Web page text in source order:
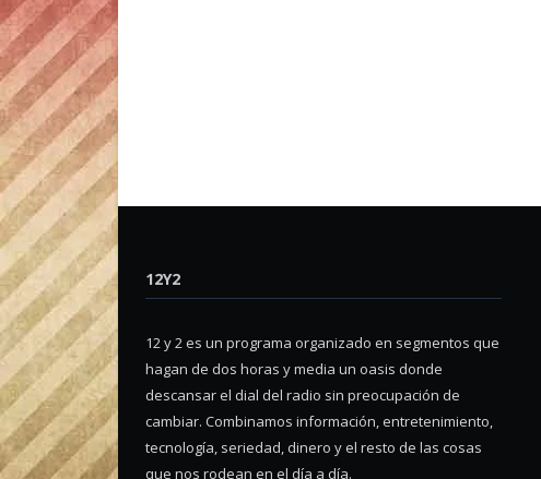
12Y2
12 y 2 es un programa organizado en segmentos que
hagan de dos horas y media un oasis donde
descansar el dial del radio sin preocupación de
cambiar. Combinamos información, entretenimiento,
tecnología, seriedad, dinero y el resto de las cosas
que nos rodean en el día a día.